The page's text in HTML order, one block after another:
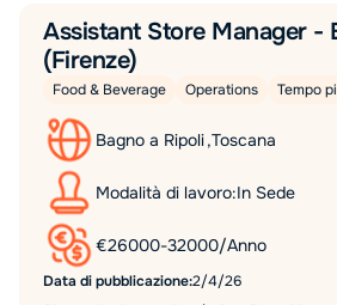
Assistant Store Manager -
(Firenze)
Food & Beverage Operations Tempo
Bagno a Ripoli,Toscana
Modalità di lavoro:In Sede
€26000-32000/Anno
Data di pubblicazione:2/4/26